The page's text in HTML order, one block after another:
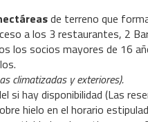
de terreno que
a los 3 restaurantes, 2
los socios mayores de 16
climatizadas y exteriores).
hay disponibilidad (Las
hielo en el horario